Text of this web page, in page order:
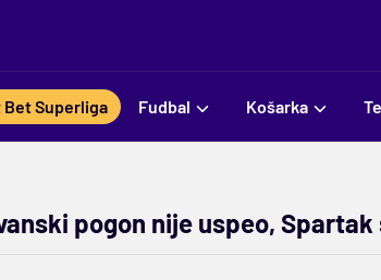
Bet Superliga Fudbal Košarka
pogon nije uspeo,